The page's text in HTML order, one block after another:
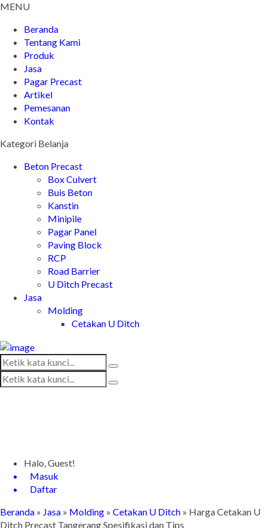
MENU
Beranda
Tentang Kami
Produk
Jasa
Pagar Precast
Artikel
Pemesanan
Kontak
Kategori Belanja
Beton Precast
Box Culvert
Buis Beton
Kanstin
Minipile
Pagar Panel
Paving Block
RCP
Road Barrier
U Ditch Precast
Jasa
Molding
Cetakan U Ditch
Halo, Guest!
Masuk
Daftar
Beranda » Jasa » Molding » Cetakan U Ditch » Harga Cetakan U
Ditch Precast Tangerang Spesifikasi dan Tips